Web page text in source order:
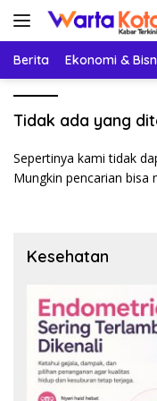
Langsung
Berita Ekonomi &
Tidak ada yang
Sepertinya kami tidak
Mungkin pencarian bisa
Kesehatan